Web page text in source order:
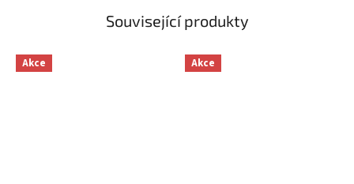
Související produkty
Akce Akce